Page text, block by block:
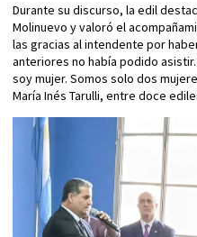
Durante su discurso, la edil
Molinuevo y valoró el
las gracias al intendente por
anteriores no había podido
soy mujer. Somos solo dos
María Inés Tarulli, entre doce